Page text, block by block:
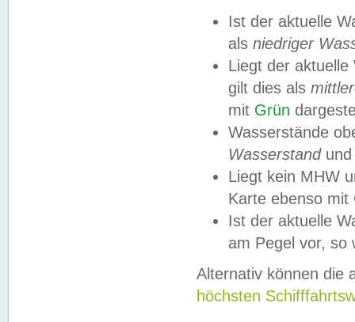
Ist der aktuelle
als niedriger
Liegt der
gilt dies als
mit Grün
Wasserstände
Wasserstandund
Liegt kein MHW
Karte ebenso mit
Ist der aktuelle
am Pegel vor,
Alternativ können die
höchsten